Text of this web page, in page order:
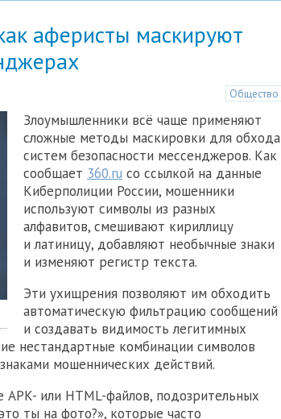
аферисты маскируют
Общество
Злоумышленники всё чаще применяют
сложные методы маскировки для обхода
систем безопасности мессенджеров. Как
сообщает 360.ru cо ссылкой на данные
Киберполиции России, мошенники
используют символы из разных
алфавитов, смешивают кириллицу
и латиницу, добавляют необычные знаки
и изменяют регистр текста.
Эти ухищрения позволяют им обходить
автоматическую фильтрацию сообщений
и создавать видимость легитимных
нестандартные комбинации символов
мошеннических действий.
или HTML-файлов, подозрительных
ты на фото?», которые часто